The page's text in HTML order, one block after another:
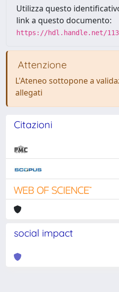
Utilizza questo
link a questo documento:
https://hdl.handle.net/
Attenzione
L'Ateneo sottopone a
allegati
Citazioni
social impact